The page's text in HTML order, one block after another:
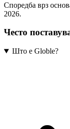
Споредба врз
2026.
Често
Што е Globle?